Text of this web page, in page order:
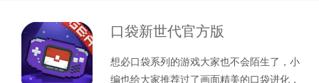
口袋新世代官方版
想必口袋系列的游戏大家也不会陌生了，小
编也给大家推荐过了画面精美的口袋进化，